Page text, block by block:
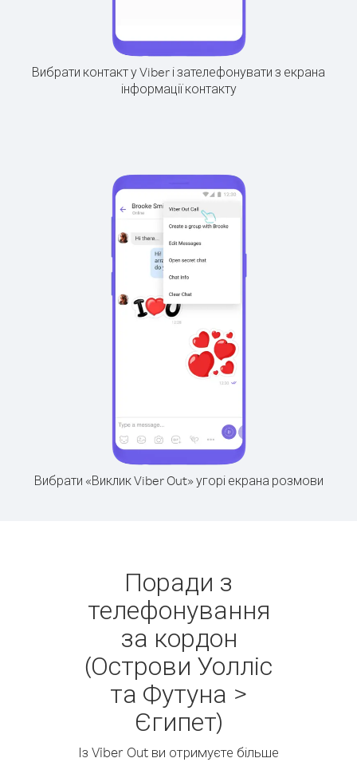
Вибрати контакт у Viber і зателефонувати з екрана
інформації контакту
Вибрати «Виклик Viber Out» угорі екрана розмови
Поради з
телефонування
за кордон
(Острови Уолліс
та Футуна >
Єгипет)
Із Viber Out ви отримуєте більше